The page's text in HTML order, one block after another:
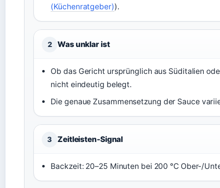
(Küchenratgeber)).
2 Was unklar ist
Ob das Gericht ursprünglich aus Süditalien
nicht eindeutig belegt.
Die genaue Zusammensetzung der Sauce
3 Zeitleisten-Signal
Backzeit: 20–25 Minuten bei 200 °C Ober-/